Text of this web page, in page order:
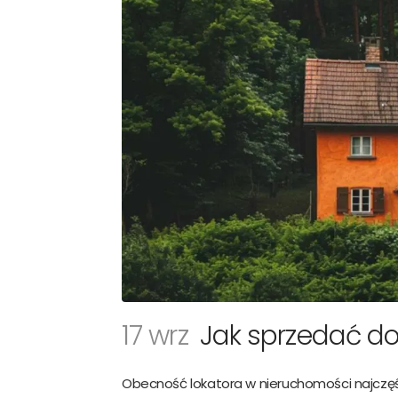
17 wrz Jak sprzedać
Obecność lokatora w nieruchomości